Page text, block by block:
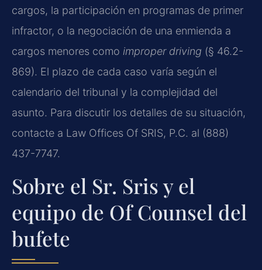
cargos, la participación en programas de primer
infractor, o la negociación de una enmienda a
cargos menores como improper driving (§ 46.2-
869). El plazo de cada caso varía según el
calendario del tribunal y la complejidad del
asunto. Para discutir los detalles de su situación,
contacte a Law Offices Of SRIS, P.C. al (888)
437-7747.
Sobre el Sr. Sris y el
equipo de Of Counsel del
bufete